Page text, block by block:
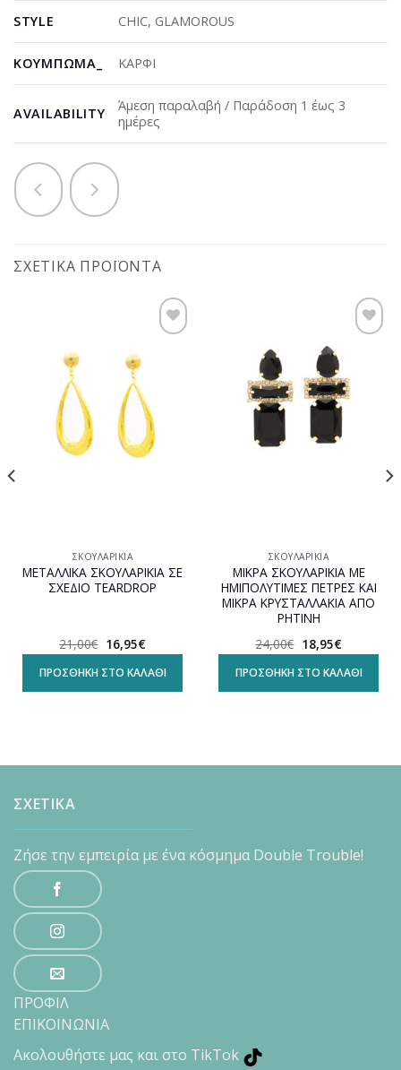
STYLE CHIC, GLAMOROUS
ΚΟΎΜΠΩΜΑ_ ΚΑΡΦΙ
AVAILABILITY
Άμεση παραλαβή / Παράδοση 1 έως 3
ημέρες
ΣΧΕΤΙΚΆ ΠΡΟΪΌΝΤΑ
Προσθήκη
wishlist
ΣΚΟΥΛΑΡΊΚΙΑ
ΜΕΤΑΛΛΙΚΑ ΣΚΟΥΛΑΡΙΚΙΑ ΣΕ
ΣΧΕΔΙΟ TEARDROP
21,00€ Original
price
was:
21,00€.
16,95€Η
τρέχουσα
τιμή
είναι:
16,95€.
ΠΡΟΣΘΉΚΗ ΣΤΟ ΚΑΛΆΘΙ
Προσθήκη
στη
wishlist
ΣΚΟΥΛΑΡΊΚΙΑ
ΜΙΚΡΑ ΣΚΟΥΛΑΡΙΚΙΑ ΜΕ
ΗΜΙΠΟΛΥΤΙΜΕΣ ΠΕΤΡΕΣ ΚΑΙ
ΜΙΚΡΑ ΚΡΥΣΤΑΛΛΑΚΙΑ ΑΠΟ
ΡΗΤΙΝΗ
24,00€ Original
price
was:
24,00€.
18,95€Η
τρέχουσα
τιμή
είναι:
18,95€.
ΠΡΟΣΘΉΚΗ ΣΤΟ ΚΑΛΆΘΙ
ΣΧΕΤΙΚΑ
Ζήσε την εμπειρία με ένα κόσμημα Double Trouble!
ΠΡΟΦΙΛ
ΕΠΙΚΟΙΝΩΝΙΑ
Ακολουθήστε μας και στο TikTok